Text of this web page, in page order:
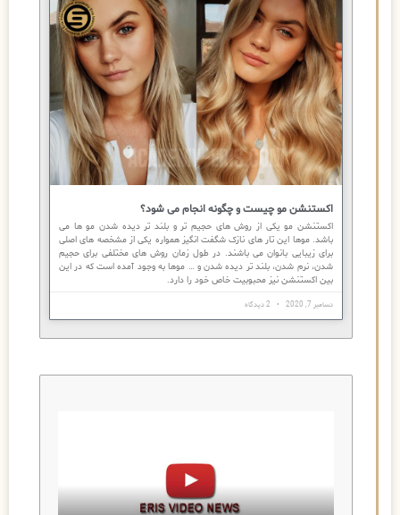
اکستنشن مو چیست و چگونه انجام می شود؟
اکستنشن مو یکی از روش های حجیم تر و بلند تر دیده شدن مو ها می
باشد. موها این تار های نازک شگفت انگیز همواره یکی از مشخصه های اصلی
برای زیبایی بانوان می باشند. در طول زمان روش های مختلفی برای حجیم
شدن، نرم شدن، بلند تر دیده شدن و … موها به وجود آمده است که در این
بین اکستنشن نیز محبوبیت خاص خود را دارد.
دسامبر 7, 2020